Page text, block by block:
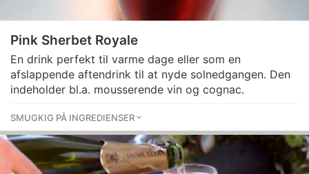
Pink Sherbet Royale
En drink perfekt til varme dage eller som en
afslappende aftendrink til at nyde solnedgangen. Den
indeholder bl.a. mousserende vin og cognac.
SMUGKIG PÅ INGREDIENSER